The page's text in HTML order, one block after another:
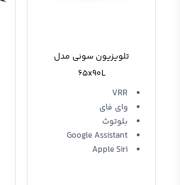
تلویزیون سونی مدل
65x90L
VRR
وای فای
بلوتوث
Google Assistant
Apple Siri